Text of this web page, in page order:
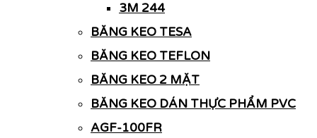
3M 244
BĂNG KEO TESA
BĂNG KEO TEFLON
BĂNG KEO 2 MẶT
BĂNG KEO DÁN THỰC PHẨM PVC
AGF-100FR